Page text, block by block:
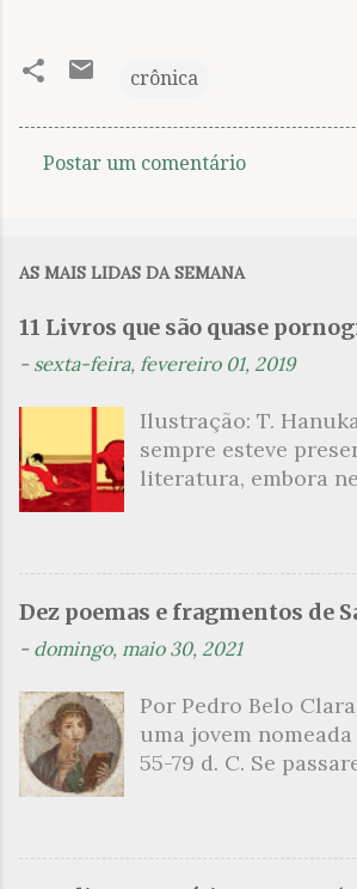
crônica
n
t
i
o
Postar um comentário
AS MAIS LIDAS DA SEMANA
11 Livros que são quase
- sexta-feira, fevereiro 01, 2019
Ilustração: T.
sempre esteve
literatura, embora
que mergulharam
psicanalítico e
a partir dessa
apresenta um
nos quais os
desnudam, livros
tom. Christine
uma romancista
desconhecida no
Dez poemas e fragmentos de
- domingo, maio 30, 2021
Por Pedro Belo
uma jovem
55-79 d. C. Se
grato é o pomar de